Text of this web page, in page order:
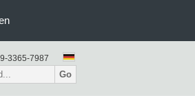
3365-7987
Go